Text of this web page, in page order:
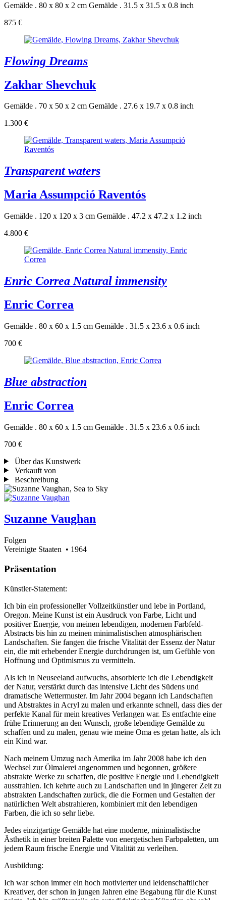
Gemälde . 80 x 80 x 2 cm Gemälde . 31.5 x 31.5 x 0.8 inch
875 €
Flowing Dreams
Zakhar Shevchuk
Gemälde . 70 x 50 x 2 cm Gemälde . 27.6 x 19.7 x 0.8 inch
1.300 €
Transparent waters
Maria Assumpció Raventós
Gemälde . 120 x 120 x 3 cm Gemälde . 47.2 x 47.2 x 1.2 inch
4.800 €
Enric Correa Natural immensity
Enric Correa
Gemälde . 80 x 60 x 1.5 cm Gemälde . 31.5 x 23.6 x 0.6 inch
700 €
Blue abstraction
Enric Correa
Gemälde . 80 x 60 x 1.5 cm Gemälde . 31.5 x 23.6 x 0.6 inch
700 €
Über das Kunstwerk
Verkauft von
Beschreibung
Suzanne Vaughan
Folgen
Vereinigte Staaten • 1964
Präsentation
Künstler-Statement:
Ich bin ein professioneller Vollzeitkünstler und lebe in Portland,
Oregon. Meine Kunst ist ein Ausdruck von Farbe, Licht und
positiver Energie, von meinen lebendigen, modernen Farbfeld-
Abstracts bis hin zu meinen minimalistischen atmosphärischen
Landschaften. Sie fangen die frische Vitalität der Essenz der Natur
ein, die mit erhebender Energie durchdrungen ist, um Gefühle von
Hoffnung und Optimismus zu vermitteln.
Als ich in Neuseeland aufwuchs, absorbierte ich die Lebendigkeit
der Natur, verstärkt durch das intensive Licht des Südens und
dramatische Wettermuster. Im Jahr 2004 begann ich Landschaften
und Abstraktes in Acryl zu malen und erkannte schnell, dass dies der
perfekte Kanal für mein kreatives Verlangen war. Es entfachte eine
frühe Erinnerung an den Wunsch, große lebendige Gemälde zu
schaffen und zu malen, genau wie meine Oma es getan hatte, als ich
ein Kind war.
Nach meinem Umzug nach Amerika im Jahr 2008 habe ich den
Wechsel zur Ölmalerei angenommen und begonnen, größere
abstrakte Werke zu schaffen, die positive Energie und Lebendigkeit
ausstrahlen. Ich kehrte auch zu Landschaften und in jüngerer Zeit zu
abstrakten Landschaften zurück, die die Formen und Gestalten der
natürlichen Welt abstrahieren, kombiniert mit den lebendigen
Farben, die ich so sehr liebe.
Jedes einzigartige Gemälde hat eine moderne, minimalistische
Ästhetik in einer breiten Palette von energetischen Farbpaletten, um
jedem Raum frische Energie und Vitalität zu verleihen.
Ausbildung:
Ich war schon immer ein hoch motivierter und leidenschaftlicher
Kreativer, der schon in jungen Jahren eine Begabung für die Kunst